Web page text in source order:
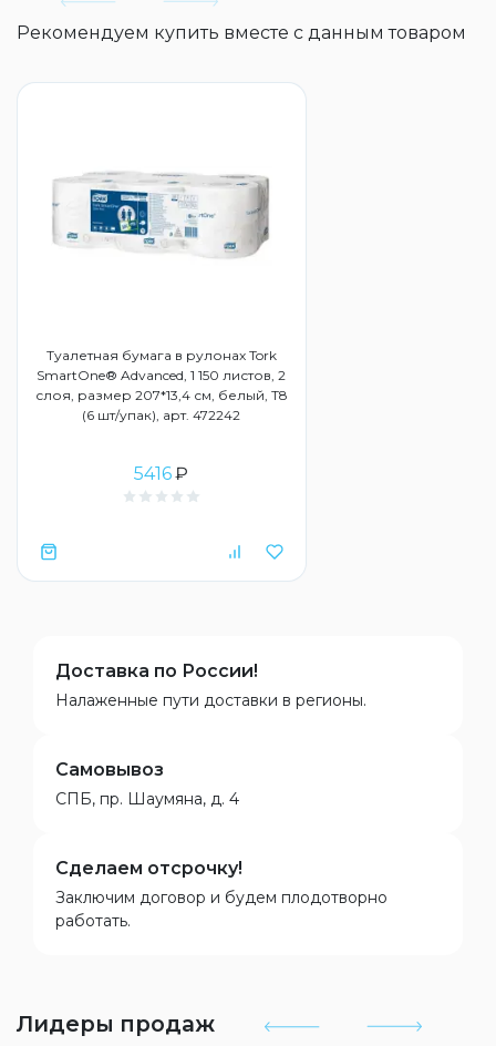
Рекомендуем купить вместе с данным товаром
Туалетная бумага в рулонах Tork
SmartOne® Advanced, 1 150 листов, 2
слоя, размер 207*13,4 см, белый, Т8
(6 шт/упак), арт. 472242
5416₽
Доставка по России!
Налаженные пути доставки в регионы.
Самовывоз
СПБ, пр. Шаумяна, д. 4
Сделаем отсрочку!
Заключим договор и будем плодотворно
работать.
Лидеры продаж